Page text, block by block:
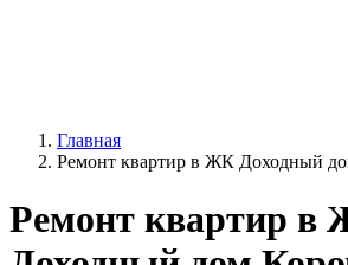
Главная
Ремонт квартир в ЖК Доходный
Ремонт квартир в